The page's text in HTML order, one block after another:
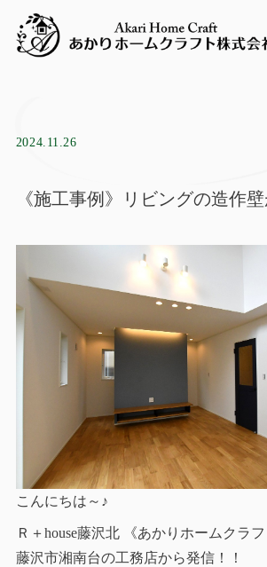
2024.11.26
《施工事例》リビングの造作
こんにちは～♪
Ｒ＋house藤沢北 《あかりホームクラフ
藤沢市湘南台の工務店から発信！！